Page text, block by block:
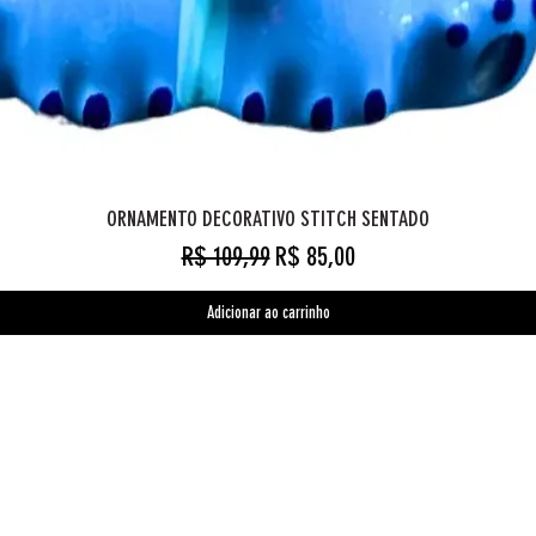
ORNAMENTO DECORATIVO STITCH SENTADO
Preço normal
R$ 109,99 Preço promocional
R$ 85,00
Adicionar ao carrinho